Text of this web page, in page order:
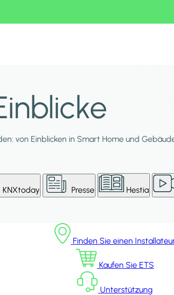
von Einblicken in Smart Home und
KNXtoday Presse Hestia
Finden Sie einen
Kaufen Sie ETS
Unterstützung